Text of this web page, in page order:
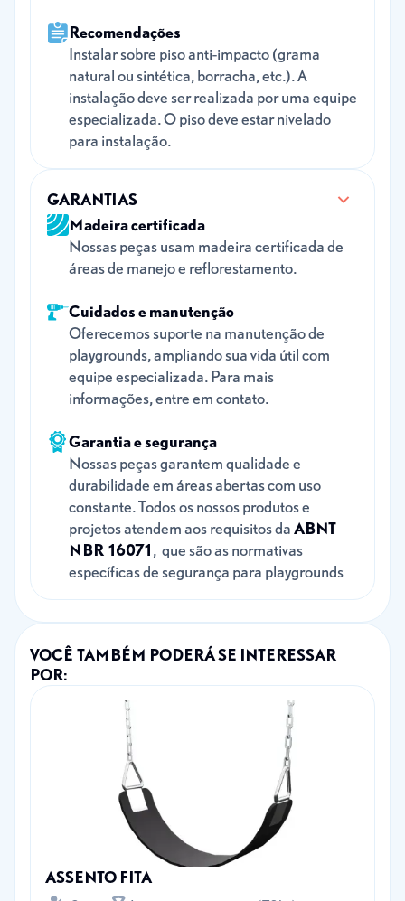
Recomendações
Instalar sobre piso anti-impacto (grama
natural ou sintética, borracha, etc.). A
instalação deve ser realizada por uma equipe
especializada. O piso deve estar nivelado
para instalação.
GARANTIAS
Madeira certificada
Nossas peças usam madeira certificada de
áreas de manejo e reflorestamento.
Cuidados e manutenção
Oferecemos suporte na manutenção de
playgrounds, ampliando sua vida útil com
equipe especializada. Para mais
informações, entre em contato.
Garantia e segurança
Nossas peças garantem qualidade e
durabilidade em áreas abertas com uso
constante. Todos os nossos produtos e
projetos atendem aos requisitos daABNT
NBR 16071, que são as normativas
específicas de segurança para playgrounds
VOCÊ TAMBÉM PODERÁ SE INTERESSAR
POR:
ASSENTO FITA